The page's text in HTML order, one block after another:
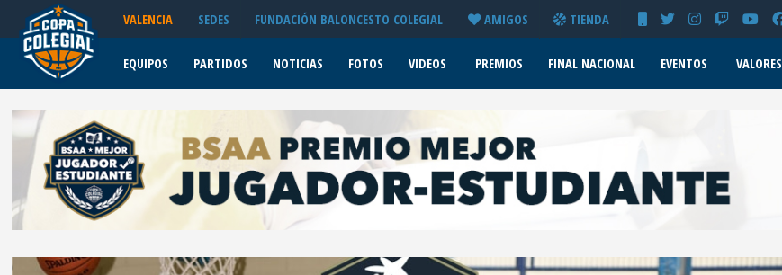
EQUIPOS
PARTIDOS
CUADRO
MASCULINO
CUADRO
FEMENINO
ESTADÍSTICAS
VALENCIA SEDES FUNDACIÓN BALONCESTO COLEGIAL AMIGOS TIENDA
EQUIPOS PARTIDOS NOTICIAS FOTOS VIDEOS PREMIOS FINAL NACIONAL EVENTOS VALORES